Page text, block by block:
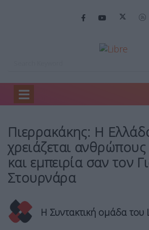
Home
Πιερρακάκης: Η
χρειάζεται
και εμπειρία σαν τον
Στουρνάρα
Η Συντακτική ομάδα του